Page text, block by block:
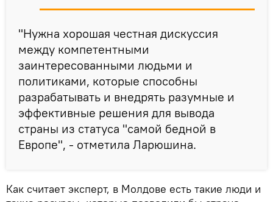
"Нужна хорошая честная дискуссия
между компетентными
заинтересованными людьми и
политиками, которые способны
разрабатывать и внедрять разумные и
эффективные решения для вывода
страны из статуса "самой бедной в
Европе", - отметила Ларюшина.
Как считает эксперт, в Молдове есть такие люди и